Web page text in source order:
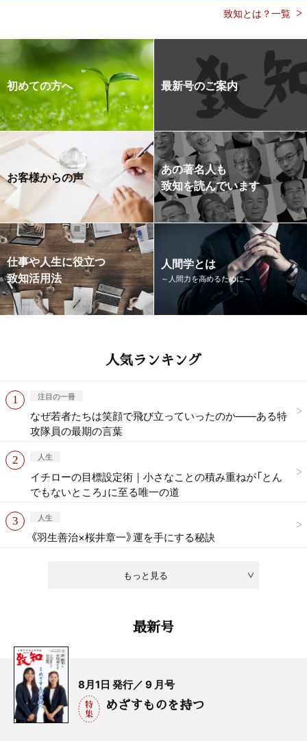
致知とは？一覧
初めての方へ 最新号のご案内
お客様からの声
あの著名人も
致知を読んでいます
仕事や人生に役立つ
致知活用法
人間学とは
～人間力を高めるために～
人気ランキング
もっと見る
注目の一冊
なぜ若者たちは笑顔で飛び立っていったのか——ある特
攻隊員の最期の言葉
人生
イチローの目標設定術｜小さなことの積み重ねが「とん
でもないところ」に至る唯一の道
人生
《羽生善治×桜井章一》運を手にする秘訣
最新号
8月1日 発行／ 9 月号
めざすものを持つ